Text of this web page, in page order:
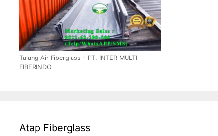
Talang Air Fiberglass - PT. INTER MULTI
FIBERINDO
Atap Fiberglass